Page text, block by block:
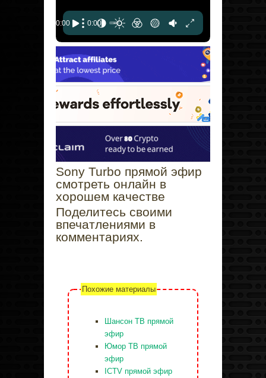
Sony Turbo прямой эфир
смотреть онлайн в
хорошем качестве
Поделитесь своими
впечатлениями в
комментариях.
Похожие материалы
Шансон ТВ прямой
эфир
Юмор ТВ прямой
эфир
ICTV прямой эфир